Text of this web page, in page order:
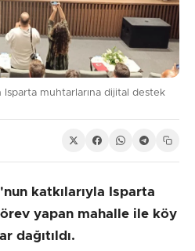
muhtarlarına dijital destek
katkılarıyla Isparta
yapan mahalle ile köy
dağıtıldı.